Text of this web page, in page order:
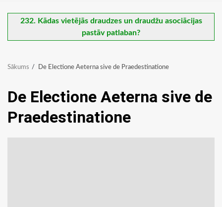
232. Kādas vietējās draudzes un draudžu asociācijas
pastāv patlaban?
Sākums De Electione Aeterna sive de Praedestinatione
De Electione Aeterna sive de
Praedestinatione